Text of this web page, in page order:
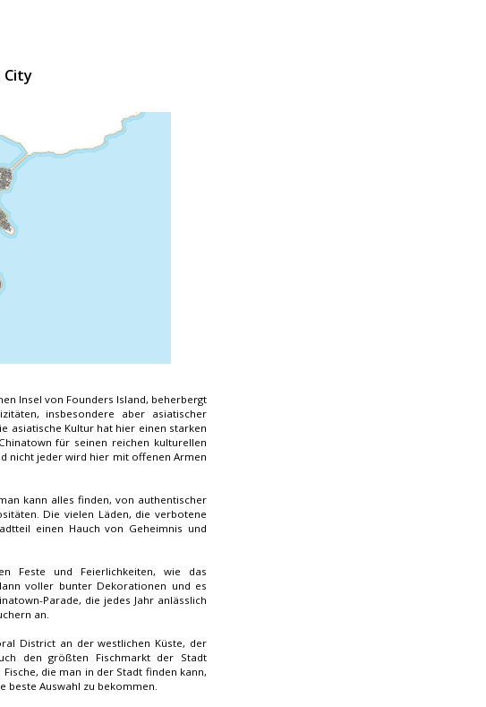
City
Insel von Founders Island, beherbergt
insbesondere aber asiatischer
asiatische Kultur hat hier einen starken
für seinen reichen kulturellen
nicht jeder wird hier mit offenen Armen
kann alles finden, von authentischer
Die vielen Läden, die verbotene
einen Hauch von Geheimnis und
Feste und Feierlichkeiten, wie das
voller bunter Dekorationen und es
Parade, die jedes Jahr anlässlich
an.
District an der westlichen Küste, der
den größten Fischmarkt der Stadt
die man in der Stadt finden kann,
beste Auswahl zu bekommen.